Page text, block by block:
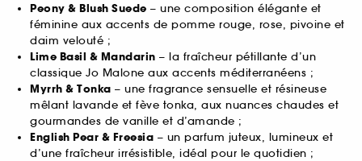
Peony & Blush Suede – une composition élégante et
féminine aux accents de pomme rouge, rose, pivoine et
daim velouté ;
Lime Basil & Mandarin – la fraîcheur pétillante d’un
classique Jo Malone aux accents méditerranéens ;
Myrrh & Tonka – une fragrance sensuelle et résineuse
mêlant lavande et fève tonka, aux nuances chaudes et
gourmandes de vanille et d’amande ;
English Pear & Freesia – un parfum juteux, lumineux et
d’une fraîcheur irrésistible, idéal pour le quotidien ;